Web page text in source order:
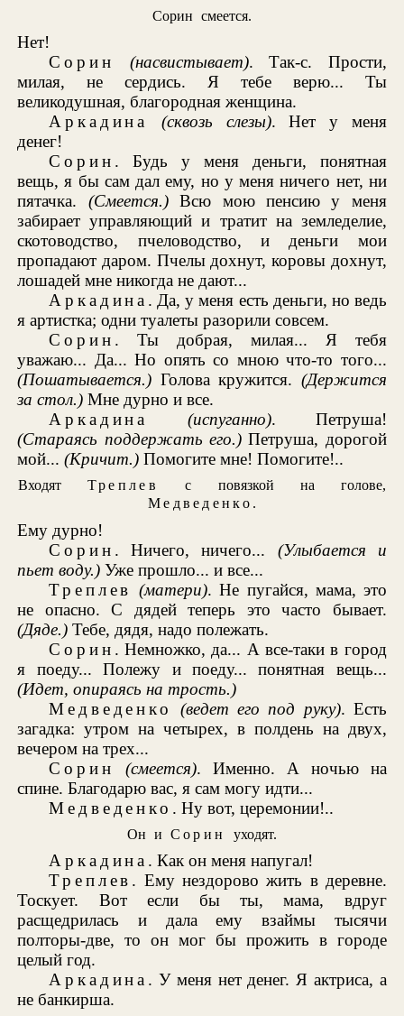
Сорин смеется.
Нет!
Сорин
(насвистывает). Так-с. Прости,
милая, не сердись. Я тебе верю... Ты
великодушная, благородная женщина.
Аркадина
(сквозь слезы). Нет у меня
денег!
Сорин . Будь у меня деньги, понятная
вещь, я бы сам дал ему, но у меня ничего нет, ни
пятачка. (Смеется.)Всю мою пенсию у меня
забирает управляющий и тратит на земледелие,
скотоводство, пчеловодство, и деньги мои
пропадают даром. Пчелы дохнут, коровы дохнут,
лошадей мне никогда не дают...
Аркадина . Да, у меня есть деньги, но ведь
я артистка; одни туалеты разорили совсем.
Сорин . Ты добрая, милая... Я тебя
уважаю... Да... Но опять со мною что-то того...
(Пошатывается.) Голова кружится. (Держится
за стол.) Мне дурно и все.
Аркадина
(испуганно). Петруша!
(Стараясь поддержать его.) Петруша, дорогой
мой...(Кричит.) Помогите мне! Помогите!..
Входят Треплев
с повязкой на голове,
Медведенко .
Ему дурно!
Сорин . Ничего, ничего... (Улыбается и
пьет воду.) Уже прошло... и все...
Треплев (матери). Не пугайся, мама, это
не опасно. С дядей теперь это часто бывает.
(Дяде.) Тебе, дядя, надо полежать.
Сорин . Немножко, да... А все-таки в город
я поеду... Полежу и поеду... понятная вещь...
(Идет, опираясь на трость.)
Медведенко
(ведет его под руку). Есть
загадка: утром на четырех, в полдень на двух,
вечером на трех...
Сорин
(смеется). Именно. А ночью на
спине. Благодарю вас, я сам могу идти...
Медведенко . Ну вот, церемонии!..
Он и Сорин уходят.
Аркадина . Как он меня напугал!
Треплев . Ему нездорово жить в деревне.
Тоскует. Вот если бы ты, мама, вдруг
расщедрилась и дала ему взаймы тысячи
полторы-две, то он мог бы прожить в городе
целый год.
Аркадина . У меня нет денег. Я актриса, а
не банкирша.